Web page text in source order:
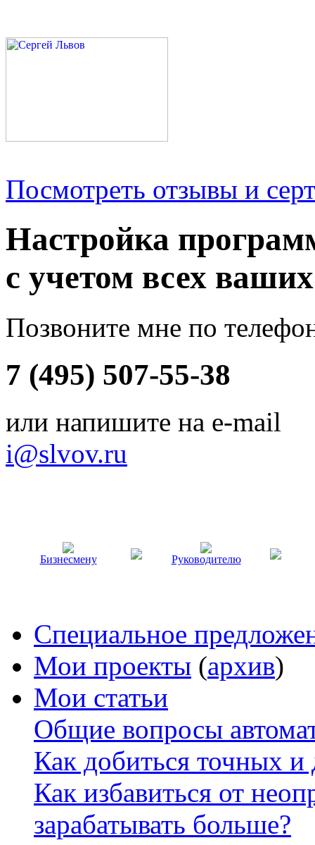
Посмотреть отзывы и
Настройка
с учетом всех
Позвоните мне по
7 (495) 507-55-38
или напишите на e-mail
i@slvov.ru
Бизнесмену Руководителю
Специальное
Мои проекты (архив)
Мои статьи
Общие вопросы
Как добиться точных
Как избавиться от
зарабатывать больше?